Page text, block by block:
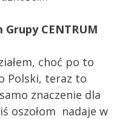
CENTRUM
choć po to
Polski, teraz to
znaczenie dla
oszołom nadaje w